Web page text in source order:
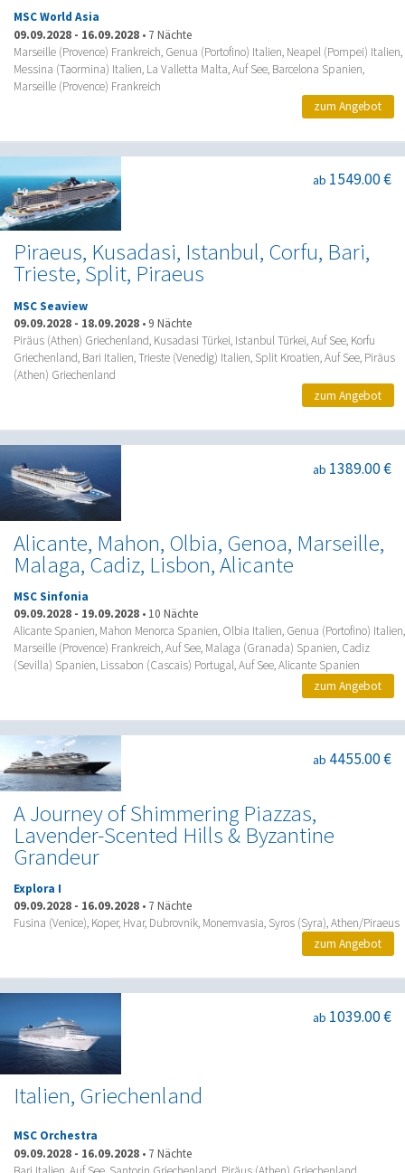
MSC World Asia
09.09.2028 - 16.09.2028 • 7 Nächte
Marseille (Provence) Frankreich, Genua (Portofino) Italien, Neapel (Pompei) Italien,
Messina (Taormina) Italien, La Valletta Malta, Auf See, Barcelona Spanien,
Marseille (Provence) Frankreich
zum Angebot
Piraeus, Kusadasi, Istanbul, Corfu, Bari,
Trieste, Split, Piraeus
ab 1549.00 €
MSC Seaview
09.09.2028 - 18.09.2028 • 9 Nächte
Piräus (Athen) Griechenland, Kusadasi Türkei, Istanbul Türkei, Auf See, Korfu
Griechenland, Bari Italien, Trieste (Venedig) Italien, Split Kroatien, Auf See, Piräus
(Athen) Griechenland
zum Angebot
Alicante, Mahon, Olbia, Genoa, Marseille,
Malaga, Cadiz, Lisbon, Alicante
ab 1389.00 €
MSC Sinfonia
09.09.2028 - 19.09.2028 • 10 Nächte
Alicante Spanien, Mahon Menorca Spanien, Olbia Italien, Genua (Portofino) Italien,
Marseille (Provence) Frankreich, Auf See, Malaga (Granada) Spanien, Cadiz
(Sevilla) Spanien, Lissabon (Cascais) Portugal, Auf See, Alicante Spanien
zum Angebot
A Journey of Shimmering Piazzas,
Lavender-Scented Hills & Byzantine
Grandeur
ab 4455.00 €
Explora I
09.09.2028 - 16.09.2028 • 7 Nächte
Fusina (Venice), Koper, Hvar, Dubrovnik, Monemvasia, Syros (Syra), Athen/Piraeus
zum Angebot
Italien, Griechenland
ab 1039.00 €
MSC Orchestra
09.09.2028 - 16.09.2028 • 7 Nächte